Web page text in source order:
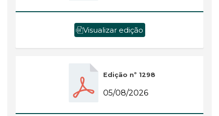
Visualizar edição
Edição nº 1298
05/08/2026